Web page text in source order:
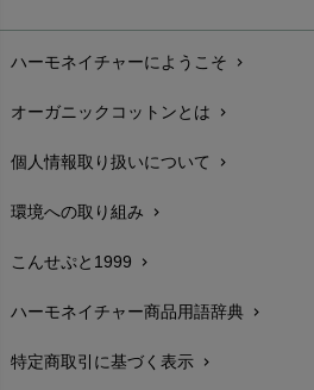
配送と送料chevron_right
在庫状況と発送予定chevron_right
サイズ・寸法chevron_right
生地・素材chevron_right
お手入れについて
レビューを書こうchevron_right
返品交換chevron_right
ハーモネイチャーにようこそ chevron_right
オーガニックコットンとは chevron_right
個人情報取り扱いについて chevron_right
環境への取り組み chevron_right
こんせぷと1999 chevron_right
ハーモネイチャー商品用語辞典 chevron_right
特定商取引に基づく表示 chevron_right